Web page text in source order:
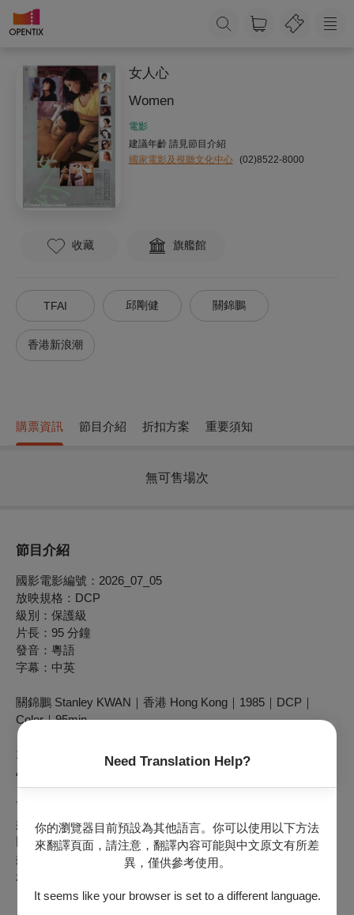
Need Translation Help?
你的瀏覽器目前預設為其他語言。你可以使用以下方法
來翻譯頁面，請注意，翻譯內容可能與中文原文有所差
異，僅供參考使用。
It seems like your browser is set to a different language.
女人心
Women
電影
建議年齡 請見節目介紹
國家電影及視聽文化中心 (02)8522-8000
收藏 旗艦館
TFAI 邱剛健 關錦鵬
香港新浪潮
購票資訊 節目介紹 折扣方案 重要須知
無可售場次
節目介紹
國影電影編號：2026_07_05
放映規格：DCP
級別：保護級
片長：95 分鐘
發音：粵語
字幕：中英
關錦鵬 Stanley KWAN｜香港 Hong Kong｜1985｜DCP｜
Color｜95min
1985 金馬獎最佳女主角提名 Nominated for Best Leading
Actress, Golden Horse Awards
育有一子的寶兒因結婚八年的丈夫出軌而協議離婚，加入單身
好姐妹的社交圈，在恣意放縱的表面下共嚐孤獨；前夫與情人
同居，卻對前妻無微不至的照顧念念不忘，毅然轉身試圖挽回
婚姻。重歸舊好的兩人，卻發現橫亙在自由與家庭圍城之間的
矛盾，從未真正解開。